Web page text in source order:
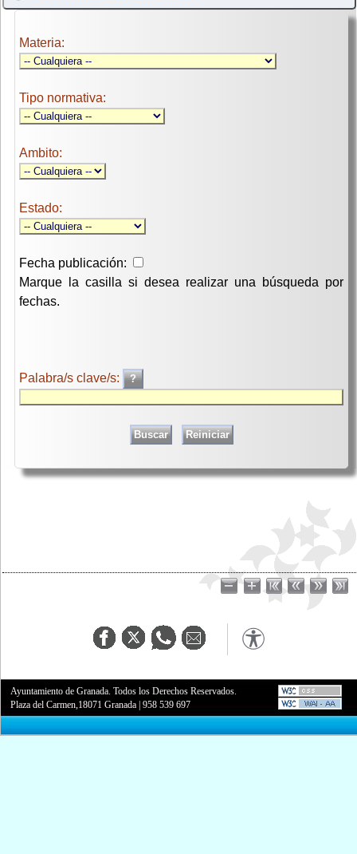
Materia:
Tipo normativa:
Ambito:
Estado:
Fecha publicación:
Marque la casilla si desea realizar una búsqueda por
fechas.
Palabra/s clave/s:
Ayuntamiento de Granada. Todos los Derechos Reservados.
Plaza del Carmen,18071 Granada |958 539 697